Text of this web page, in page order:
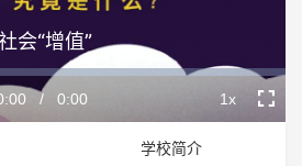
Video
/ Duration
0:00
Playback
Rate
1x
会“增值”
学校简介